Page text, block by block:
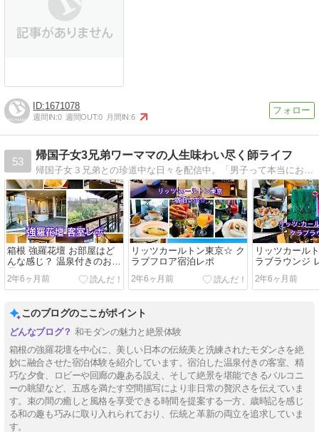
1671078
週間IN:0 週間OUT:0 月間IN:6
53
帰国子女3兄弟ワーママの人生味わい尽く師ライフ
箱根 強羅花壇 お部屋はど
んな感じ？ 温泉付きのお部
屋
2年6ヶ月前
リッツカールトン東京☆ ク
ラブフロア宿泊レポ
2年6ヶ月前
リッツカール
ラブラウンジ
2年6ヶ月前
このブログのここがポイント
和モダンの魅力と絶景体験
箱根の強羅花壇を中心に、美しい日本の伝統美と洗練されたモダンさを絶
妙に融合させた宿泊体験を紹介しています。宿泊した温泉付きの客室、精
巧な夕食、ロビーや回廊の趣ある設え、そして絶景を堪能できるバルコニ
ーの眺望など、五感を満たす空間描写により非日常の贅沢さを伝えていま
す。束の間の癒しと風格を享受できる時間を提案する一方、歳時記を感じ
る和の趣も巧みに取り入れられており、伝統と革新の両立を追求していま
す。